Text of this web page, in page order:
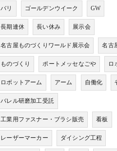
バリ ゴールデンウイーク GW
長期連休 長い休み 展示会
名古屋ものづくりワールド展示会 名古
ものづくり ポートメッセなごや ロ
ロボットアーム アーム 自働化
バレル研磨加工受託
工業用ファスナー・ブラシ販売 看板
レーザーマーカー ダイシング工程